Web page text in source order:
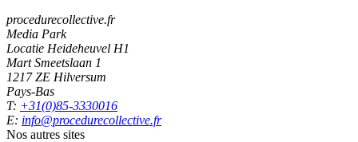
procedurecollective.fr
Media Park
Locatie Heideheuvel H1
Mart Smeetslaan 1
1217 ZE Hilversum
Pays-Bas
T: +31(0)85-3330016
E: info@procedurecollective.fr
Nos autres sites